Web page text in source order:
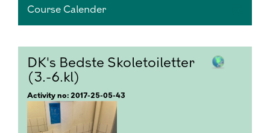
Course Calender
DK's Bedste Skoletoiletter
(3.-6.kl)
Activity no: 2017-25-05-43